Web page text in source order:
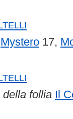
Mystero 17,
della follia Il